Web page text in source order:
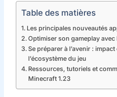
Table des matières
Les principales nouveautés
Optimiser son gameplay
Se préparer à l’avenir :
l’écosystème du jeu
Ressources, tutoriels et
Minecraft 1.23